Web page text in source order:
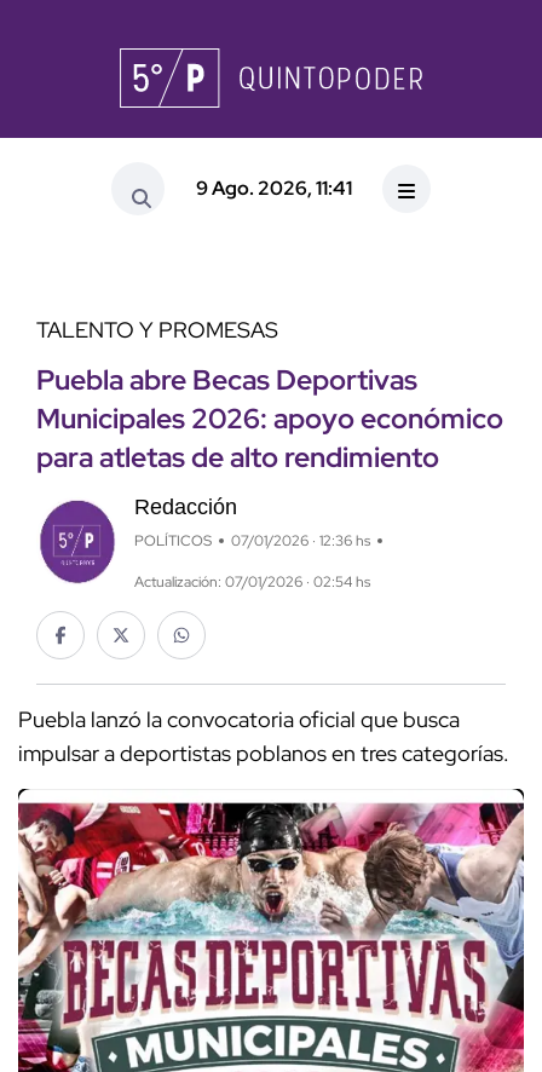
9 Ago. 2026, 11:41
TALENTO Y PROMESAS
Puebla abre Becas Deportivas
Municipales 2026: apoyo económico
para atletas de alto rendimiento
Redacción
POLÍTICOS 07/01/2026 · 12:36 hs
Actualización: 07/01/2026 · 02:54 hs
Puebla lanzó la convocatoria oficial que busca
impulsar a deportistas poblanos en tres categorías.